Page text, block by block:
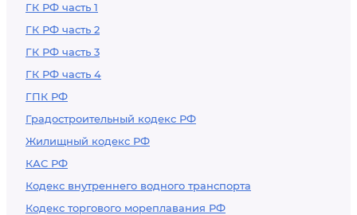
ГК РФ часть 1
ГК РФ часть 2
ГК РФ часть 3
ГК РФ часть 4
ГПК РФ
Градостроительный кодекс РФ
Жилищный кодекс РФ
КАС РФ
Кодекс внутреннего водного транспорта
Кодекс торгового мореплавания РФ